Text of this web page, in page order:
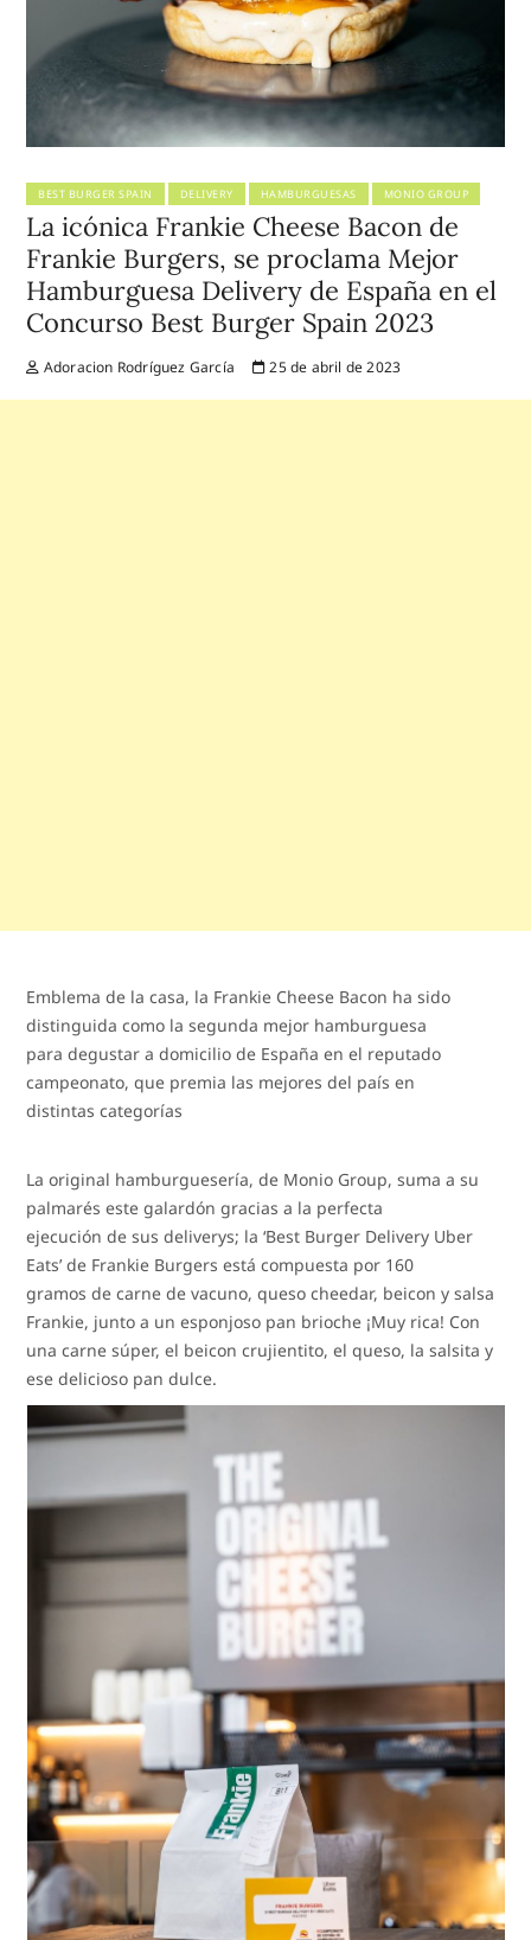
BEST BURGER SPAIN DELIVERY HAMBURGUESAS MONIO GROUP
La icónica Frankie Cheese Bacon de
Frankie Burgers, se proclama Mejor
Hamburguesa Delivery de España en el
Concurso Best Burger Spain 2023
Adoracion Rodríguez García 25 de abril de 2023
Emblema de la casa, la Frankie Cheese Bacon ha sido
distinguida como la segunda mejor hamburguesa
para degustar a domicilio de España en el reputado
campeonato, que premia las mejores del país en
distintas categorías
La original hamburguesería, de Monio Group, suma a su
palmarés este galardón gracias a la perfecta
ejecución de sus deliverys; la ‘Best Burger Delivery Uber
Eats’ de Frankie Burgers está compuesta por 160
gramos de carne de vacuno, queso cheedar, beicon y salsa
Frankie, junto a un esponjoso pan brioche ¡Muy rica! Con
una carne súper, el beicon crujientito, el queso, la salsita y
ese delicioso pan dulce.